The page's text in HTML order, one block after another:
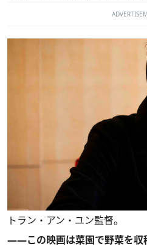
トラン・アン・ユン監督。
――この映画は菜園で野菜を収